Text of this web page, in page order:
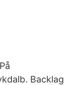
Backlag